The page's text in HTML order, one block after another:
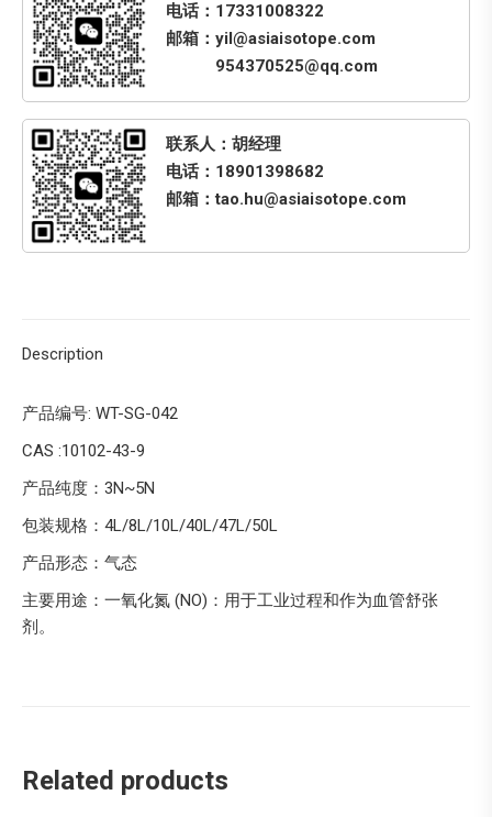
电话：17331008322
邮箱：yil@asiaisotope.com
954370525@qq.com
联系人：胡经理
电话：18901398682
邮箱：tao.hu@asiaisotope.com
Description
产品编号: WT-SG-042
CAS :10102-43-9
产品纯度：3N~5N
包装规格：4L/8L/10L/40L/47L/50L
产品形态：气态
主要用途：一氧化氮 (NO)：用于工业过程和作为血管舒张
剂。
Related products